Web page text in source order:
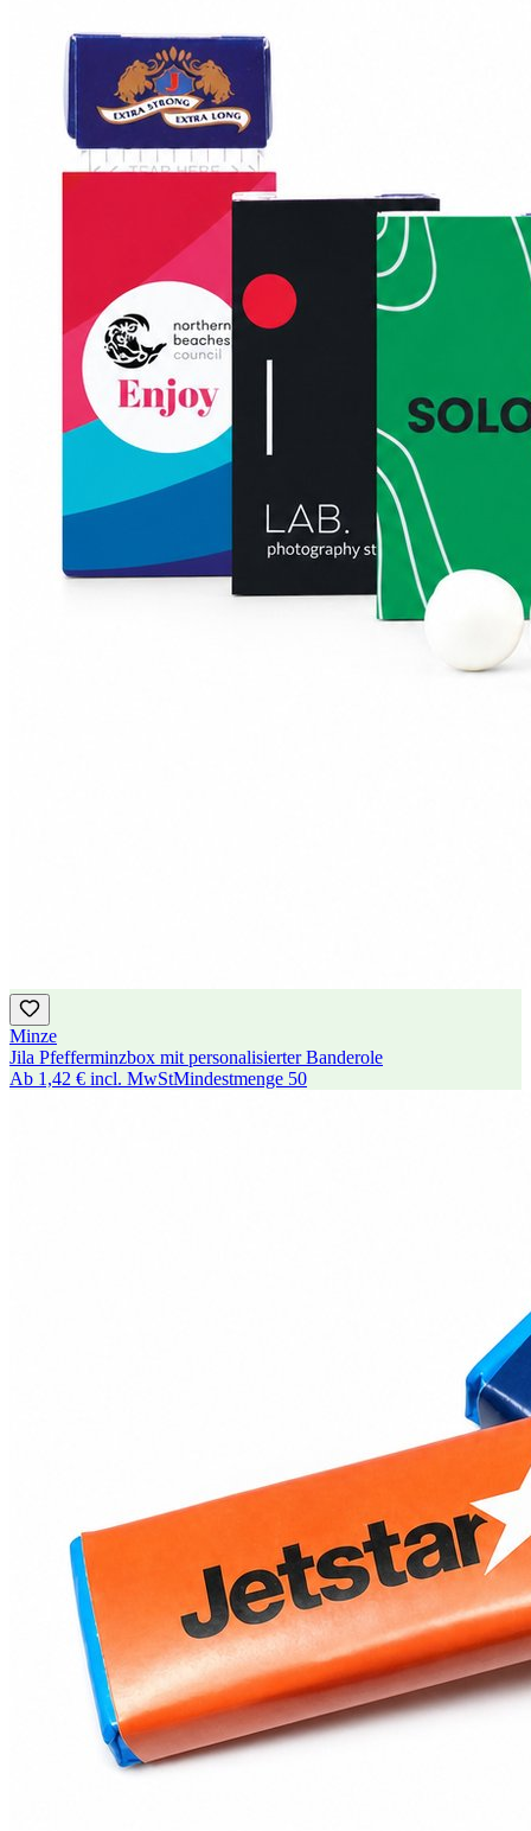
Minze
Jila Pfefferminzbox mit personalisierter Banderole
Ab 1,42 € incl. MwStMindestmenge 50